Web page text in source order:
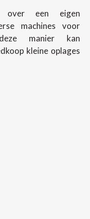
over een eigen
machines voor
manier kan
kleine oplages